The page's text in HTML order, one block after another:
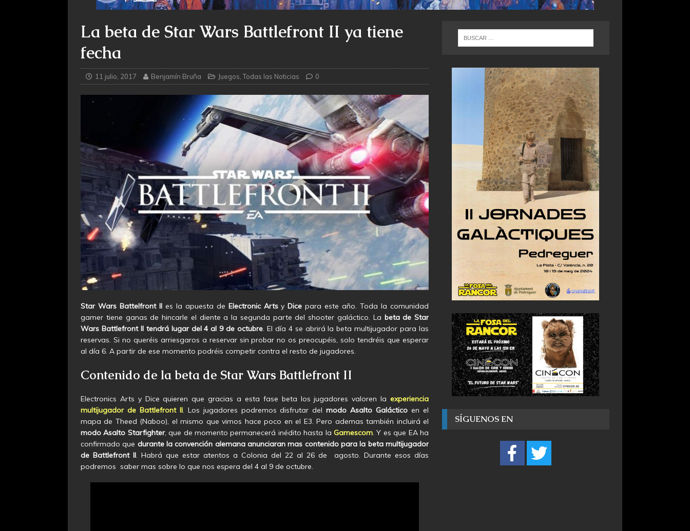
La beta de Star Wars Battlefront II ya tiene
fecha
11 julio, 2017 Benjamín Bruña Juegos ,Todas las Noticias 0
Star Wars Battelfront IIes la apuesta de Electronic ArtsyDice para este año. Toda la comunidad
gamer tiene ganas de hincarle el diente a la segunda parte del shooter galáctico. La beta de Star
Wars Battlefront II tendrá lugar del 4 al 9 de octubre. El día 4 se abrirá la beta multijugador para las
reservas. Si no queréis arriesgaros a reservar sin probar no os preocupéis, solo tendréis que esperar
al día 6. A partir de ese momento podréis competir contra el resto de jugadores.
Contenido de la beta de Star Wars Battlefront II
Electronics Arts y Dice quieren que gracias a esta fase beta los jugadores valoren laexperiencia
multijugador de Battlefront II. Los jugadores podremos disfrutar delmodo AsaltoGaláctico en el
mapa de Theed (Naboo), el mismo que vimos hace poco en el E3. Pero ademas también incluirá el
modo Asalto Starfighter, que de momento permanecerá inédito hasta laGamescom. Y es que EA ha
confirmado que durante la convención alemana anunciaran mas contenido para la beta multijugador
de Battlefront II. Habrá que estar atentos a Colonia del 22 al 26 de agosto. Durante esos días
podremos saber mas sobre lo que nos espera del 4 al 9 de octubre.
SÍGUENOS EN